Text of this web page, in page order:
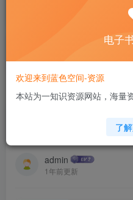
计算机 移动设备 软件下载....
首页 网赚项目 正文
零成本卖影视会员，
admin
1年前更新
电子
欢迎来到蓝色空间-资源
本站为一知识资源网站，海量
了